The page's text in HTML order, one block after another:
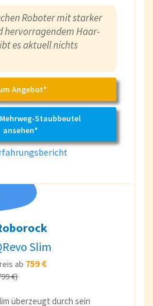
Roboter mit starker
hervorragendem Haar-
es aktuell nichts
Angebot*
Staubbeutel
ansehen*
Slim
ab 759 €
€)
überzeugt durch sein